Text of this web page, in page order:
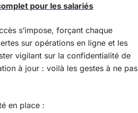
pour les salariés
s’impose, forçant chaque
sur opérations en ligne et les
vigilant sur la confidentialité de
à jour : voilà les gestes à ne pas
en place :